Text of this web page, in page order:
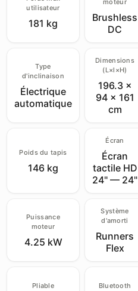
utilisateur
181 kg
moteur
Brushless
DC
Type
d'inclinaison
Électrique
automatique
Dimensions
(L×l×H)
196.3 ×
94 × 161
cm
Poids du tapis
146 kg
Écran
Écran
tactile HD
24" — 24"
Puissance
moteur
4.25 kW
Système
d'amorti
Runners
Flex
Pliable Bluetooth